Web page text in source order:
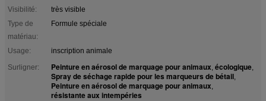
Visibilité:
très visible
Type de
matériau:
Formule spéciale
Usage:
inscription animale
Surligner:
Peinture en aérosol de marquage pour animaux, écologique,
Spray de séchage rapide pour les marqueurs de bétail,
Peinture en aérosol de marquage pour animaux,
résistante aux intempéries